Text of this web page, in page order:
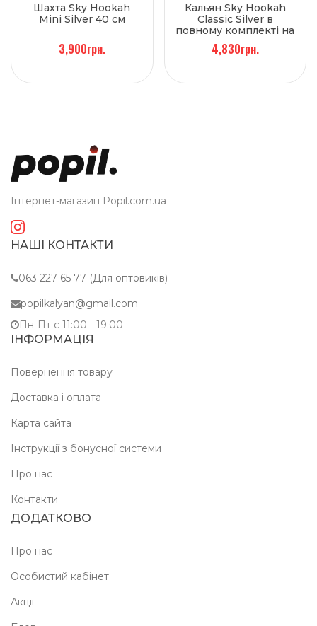
Шахта Sky Hookah
Mini Silver 40 см
3,900грн.
Кальян Sky Hookah
Classic Silver в
повному комплекті на
колбі Craft Clear 65 см
4,830грн.
Інтернет-магазин Popil.com.ua
НАШІ КОНТАКТИ
063 227 65 77 (Для оптовиків)
popilkalyan@gmail.com
Пн-Пт c 11:00 - 19:00
ІНФОРМАЦІЯ
Повернення товару
Доставка і оплата
Карта сайта
Інструкції з бонусної системи
Про нас
Контакти
ДОДАТКОВО
Про нас
Особистий кабінет
Акції